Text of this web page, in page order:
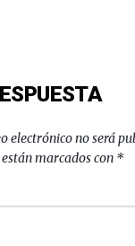
electrónico no será
marcados con *